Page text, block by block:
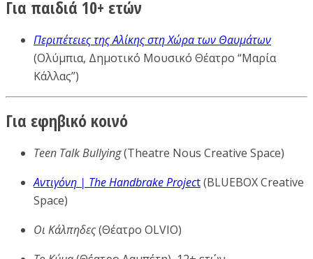
Για παιδιά 10+ ετών
Περιπέτειες της Αλίκης στη Χώρα των Θαυμάτων
(Ολύμπια, Δημοτικό Μουσικό Θέατρο “Μαρία
Κάλλας”)
Για εφηβικό κοινό
Teen Talk Bullying(Theatre Nous Creative Space)
Αντιγόνη | The Handbrake Project(BLUEBOX Creative
Space)
Οι Κάλπηδες(Θέατρο OLVIO)